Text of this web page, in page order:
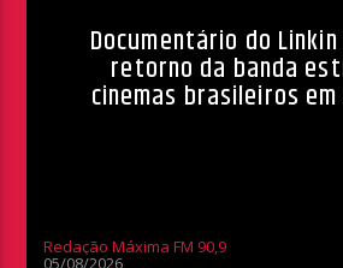
Documentário do
retorno da banda
cinemas brasileiros
Redação Máxima FM 90,9
05/08/2026